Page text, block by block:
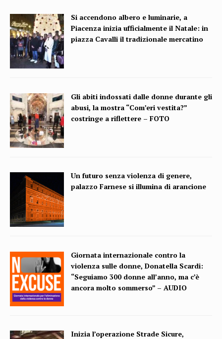
Si accendono albero e luminarie, a
Piacenza inizia ufficialmente il Natale: in
piazza Cavalli il tradizionale mercatino
Gli abiti indossati dalle donne durante gli
abusi, la mostra “Com’eri vestita?”
costringe a riflettere – FOTO
Un futuro senza violenza di genere,
palazzo Farnese si illumina di arancione
Giornata internazionale contro la
violenza sulle donne, Donatella Scardi:
“Seguiamo 300 donne all’anno, ma c’è
ancora molto sommerso” – AUDIO
Inizia l’operazione Strade Sicure,